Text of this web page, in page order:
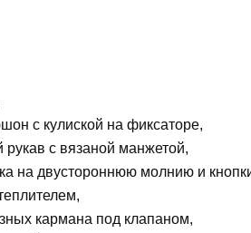
с кулиской на фиксаторе,
с вязаной манжетой,
на двустороннюю молнию и
кармана под клапаном,